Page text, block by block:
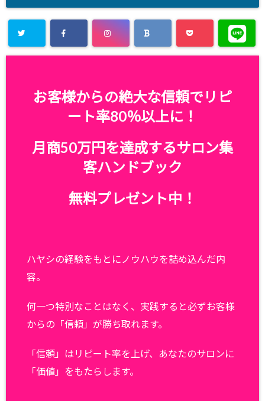
お客様からの絶大な信頼でリピ
ート率80％以上に！
月商50万円を達成するサロン集
客ハンドブック
無料プレゼント中！
ハヤシの経験をもとにノウハウを詰め込んだ内
容。
何一つ特別なことはなく、実践すると必ずお客様
からの「信頼」が勝ち取れます。
「信頼」はリピート率を上げ、あなたのサロンに
「価値」をもたらします。